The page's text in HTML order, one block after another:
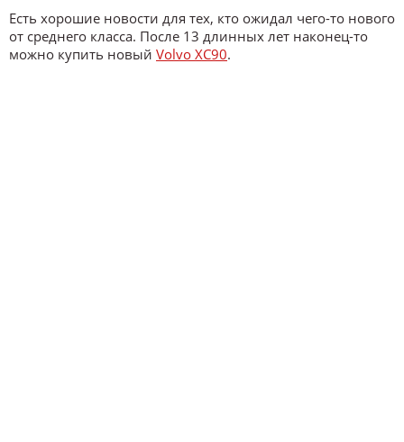
Есть хорошие новости для тех, кто ожидал чего-то нового
от среднего класса. После 13 длинных лет наконец-то
можно купить новый Volvo XC90.